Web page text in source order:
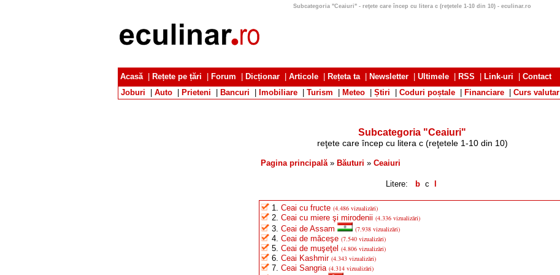
Subcategoria "Ceaiuri" - reţete care încep cu litera c (reţetele 1-10 din 10) - eculinar.ro
Acasă| Rețete pe țări Forum Dicționar Articole Rețeta ta| Newsletter Ultimele RSS Link-uri
Contact
Joburi
Auto Prieteni Bancuri Imobiliare Turism Meteo Știri Coduri poștale Financiare Curs valutar
Subcategoria "Ceaiuri"
reţete care încep cu litera c (reţetele 1-10 din 10)
Pagina principală» Băuturi » Ceaiuri
Litere: bc
1. Ceai cu fructe (4.486 vizualizări)
2. Ceai cu miere şi mirodenii (4.336 vizualizări)
3. Ceai de Assam (7.938 vizualizări)
4. Ceai de măceşe (7.540 vizualizări)
5. Ceai de muşeţel (4.806 vizualizări)
6. Ceai Kashmir (4.343 vizualizări)
7. Ceai Sangria (4.314 vizualizări)